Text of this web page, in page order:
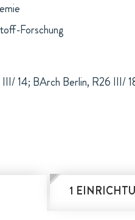
Forschung
14; BArch Berlin, R26 III/
1